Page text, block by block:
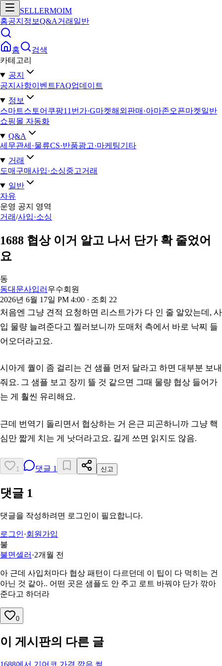
SELLERMOIM
홈공지 정보Q&A거래 일반
홈
검색
카테고리
공지
공지사항이벤트FAQ업데이트
정보
스마트스토어 쿠팡11번가·G마켓해외판매·아마존오픈마켓일반
쇼핑몰 자동화
Q&A
세무관세·물류CS·반품광고·마케팅기타
거래
도매구매사입·소싱중고거래
일반
자유
운영 공지 영역
거래/사입·소싱
1688 협상 이거 알고 나서 단가 확 줄었어
요
동
동대문사입러 우수회원
2026년 6월 17일 PM 4:00 · 조회 22
처음엔 그냥 견적 요청하면 리스트가가 다 인 줄 알았는데, 사
입 물량 늘려준다고 찔러보니까 도매처 측에서 바로 낙찌 들
어오더라고요.
시아게 퀄이 좀 걸리는 건 샘플 먼저 달라고 하면 대부분 보내
줘요. 그 샘플 보고 장끼 뜰 것 같으면 그때 물량 협상 들어가
는 게 훨씬 유리해요.
근데 번역기 돌리면서 협상하는 거 은근 피곤하니까 그냥 핵
심만 짧게 치는 게 낫더라고요. 길게 쓰면 읽지도 않음.
1 댓글 1 신고
댓글 1
댓글을 작성하려면 로그인이 필요합니다.
로그인·회원가입
불
불면셀러 ·2개월 전
아 근데 사입처마다 협상 패턴이 다르던데 이 팁이 다 먹히는 건
아닌 것 같아.. 어떤 곳은 샘플도 안 주고 로트 바꿔야 단가 깎아
준다고 하더라
0
이 게시판의 다른 글
1688에서 기어코 가격 깎은 썰